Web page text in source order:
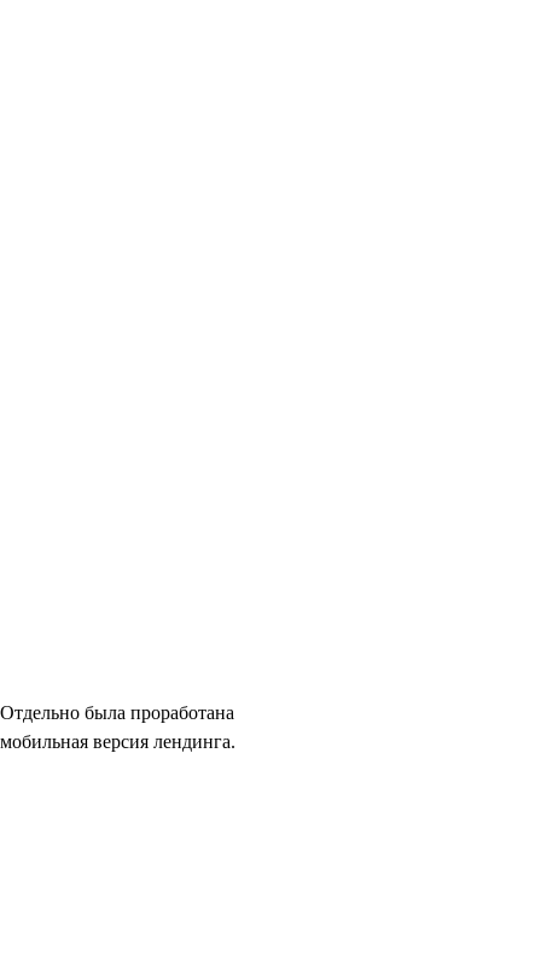
Отдельно была проработана
мобильная версия лендинга.